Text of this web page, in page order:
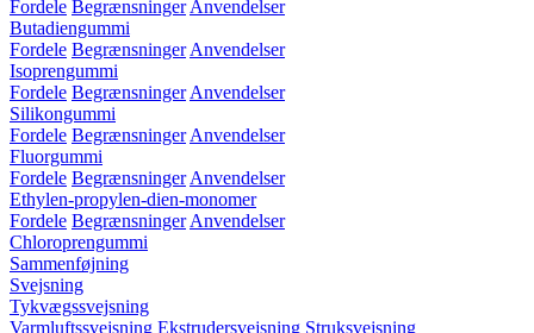
Fordele Begrænsninger Anvendelser
Butadiengummi
Fordele Begrænsninger Anvendelser
Isoprengummi
Fordele Begrænsninger Anvendelser
Silikongummi
Fordele Begrænsninger Anvendelser
Fluorgummi
Fordele Begrænsninger Anvendelser
Ethylen-propylen-dien-monomer
Fordele Begrænsninger Anvendelser
Chloroprengummi
Sammenføjning
Svejsning
Tykvægssvejsning
Varmluftssvejsning Ekstrudersvejsning Struksvejsning